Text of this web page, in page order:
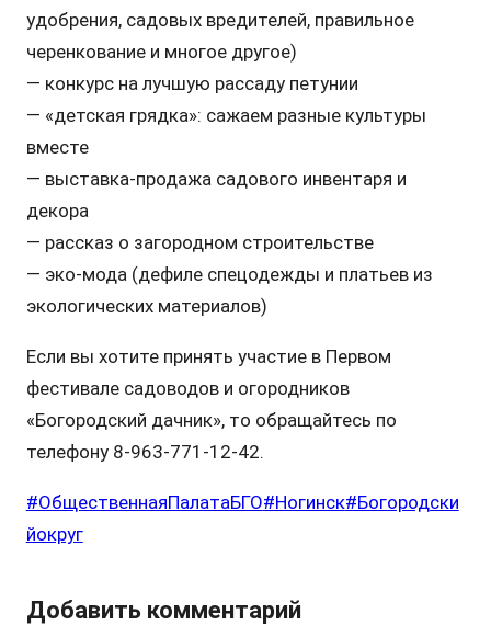
удобрения, садовых вредителей, правильное
черенкование и многое другое)
— конкурс на лучшую рассаду петунии
— ⁠«детская грядка»: сажаем разные культуры
вместе
— выставка-продажа садового инвентаря и
декора
— рассказ о ⁠загородном строительстве
— ⁠эко-мода (дефиле спецодежды и платьев из
экологических материалов)
Если вы хотите принять участие в Первом
фестивале садоводов и огородников
«Богородский дачник», то обращайтесь по
телефону 8-963-771-12-42.
#ОбщественнаяПалатаБГО#Ногинск#Богородски
йокруг
Добавить комментарий